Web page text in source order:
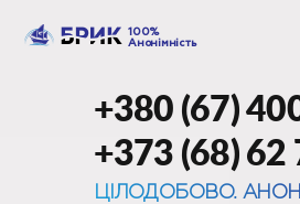
100%
Анонімність
+380 (67)
+373 (68) 62
ЦІЛОДОБОВО.